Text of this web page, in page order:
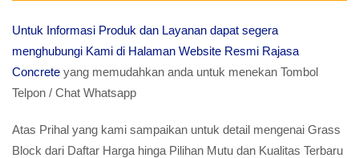
Untuk Informasi Produk dan Layanan dapat segera
menghubungi Kami di Halaman Website Resmi Rajasa
Concrete yang memudahkan anda untuk menekan Tombol
Telpon / Chat Whatsapp
Atas Prihal yang kami sampaikan untuk detail mengenai Grass
Block dari Daftar Harga hinga Pilihan Mutu dan Kualitas Terbaru